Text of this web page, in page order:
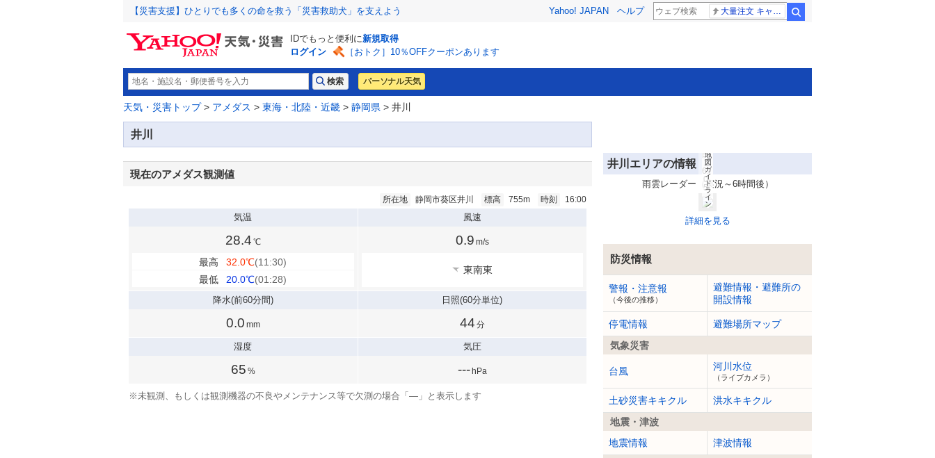
【災害支援】ひとりでも多くの命を救う「災害救助犬」を支えよう Yahoo! JAPAN ヘルプ
IDでもっと便利に新規取得
ログイン
［おトク］10％OFFクーポンあります
パーソナル天気
天気・災害トップ> アメダス > 東海・北陸・近畿 > 静岡県 > 井川
井川
現在のアメダス観測値
所在地 静岡市葵区井川 標高 755m 時刻 16:00
気温
28.4 ℃
最高 32.0℃(11:30)
最低
20.0℃(01:28)
風速
0.9 m/s
東南東
降水(前60分間)
0.0 mm
日照(60分単位)
44 分
湿度
65 %
気圧
---hPa
※ 未観測、もしくは観測機器の不良やメンテナンス等で欠測の場合「—」と表示します
井川エリアの情報
雨雲レーダー（実況～6時間後）
日
1
6:
0
5
(C
O
地
図
ガ
イ
ド
ラ
イ
ン
詳細を見る
防災情報
警報・注意報
（今後の推移）
避難情報・避難所の
開設情報
停電情報
避難場所マップ
気象災害
台風 河川水位
（ライブカメラ）
土砂災害キキクル
洪水キキクル
地震・津波
地震情報
津波情報